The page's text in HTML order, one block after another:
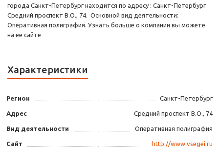
города Санкт-Петербург находится по адресу : Санкт-Петербург
Средний проспект В.О., 74. Основной вид деятельности:
Оперативная полиграфия. Узнать больше о компании вы можете
на ее сайте
Характеристики
Регион Санкт-Петербург
Адрес Средний проспект В.О., 74
Вид деятельности Оперативная полиграфия
Сайт http://www.vsegei.ru